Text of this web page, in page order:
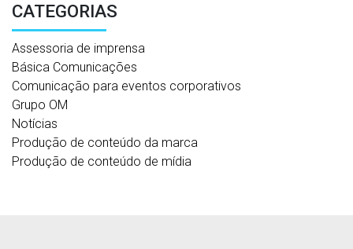
CATEGORIAS
Assessoria de imprensa
Básica Comunicações
Comunicação para eventos corporativos
Grupo OM
Notícias
Produção de conteúdo da marca
Produção de conteúdo de mídia